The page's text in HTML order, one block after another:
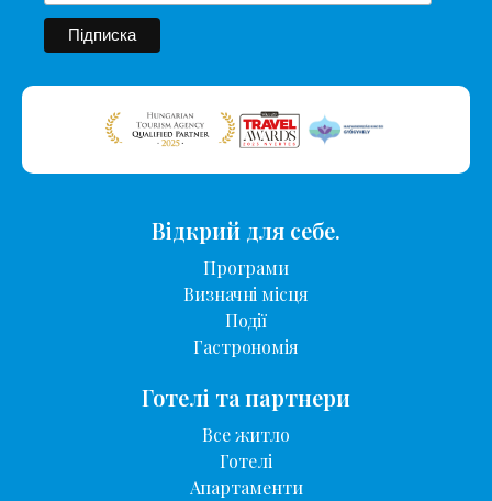
Відкрий для себе.
Програми
Визначні місця
Події
Гастрономія
Готелі та партнери
Все житло
Готелі
Апартаменти